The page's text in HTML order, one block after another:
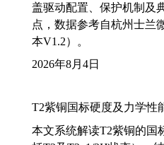
盖驱动配置、保护机制及
点，数据参考自杭州士兰
本V1.2）。
2026年8月4日
T2紫铜国标硬度及力学性
本文系统解读T2紫铜的国